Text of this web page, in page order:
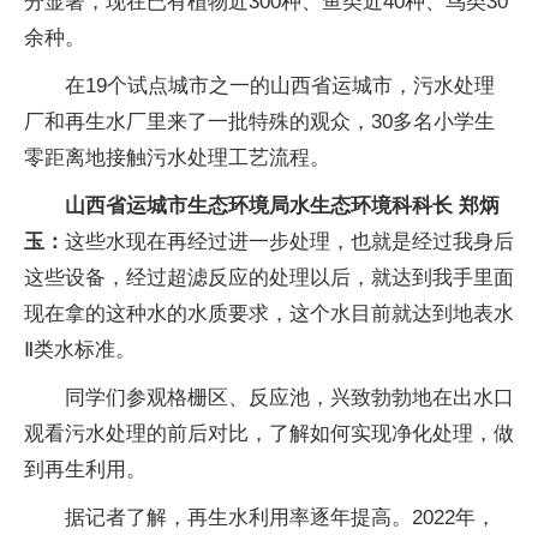
余种。
在19个试点城市之一的山西省运城市，污水处理
厂和再生水厂里来了一批特殊的观众，30多名小学生
零距离地接触污水处理工艺流程。
山西省运城市生态环境局水生态环境科科长 郑炳
玉： 这些水现在再经过进一步处理，也就是经过我身后
这些设备，经过超滤反应的处理以后，就达到我手里面
现在拿的这种水的水质要求，这个水目前就达到地表水
Ⅱ类水标准。
同学们参观格栅区、反应池，兴致勃勃地在出水口
观看污水处理的前后对比，了解如何实现净化处理，做
到再生利用。
据记者了解，再生水利用率逐年提高。2022年，